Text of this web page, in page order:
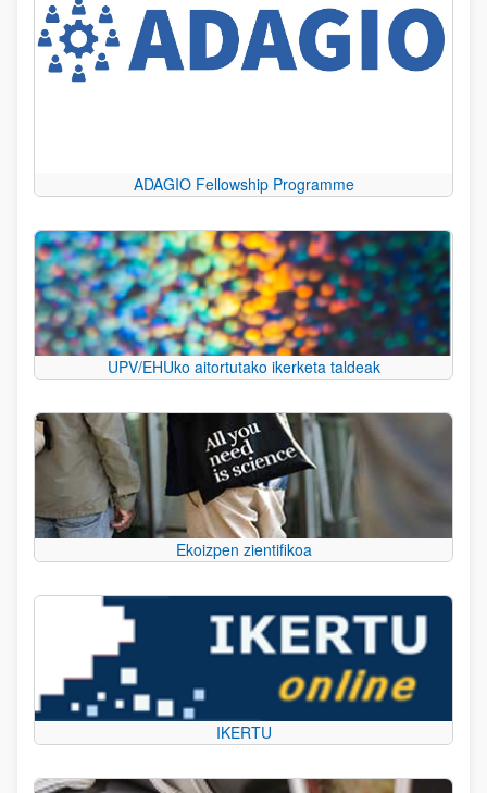
ADAGIO Fellowship Programme
UPV/EHUko aitortutako ikerketa taldeak
Ekoizpen zientifikoa
IKERTU